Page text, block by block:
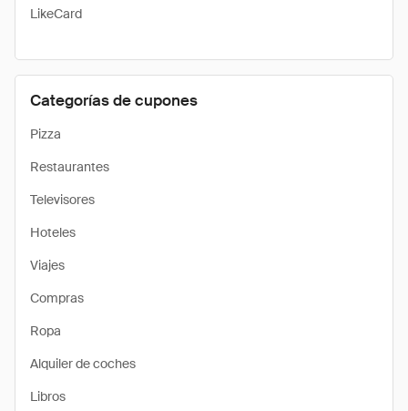
LikeCard
Categorías de cupones
Pizza
Restaurantes
Televisores
Hoteles
Viajes
Compras
Ropa
Alquiler de coches
Libros